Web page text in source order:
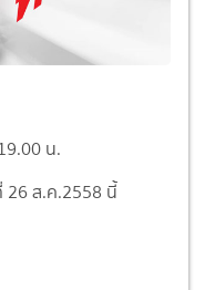
น.
26 ส.ค.2558 นี้